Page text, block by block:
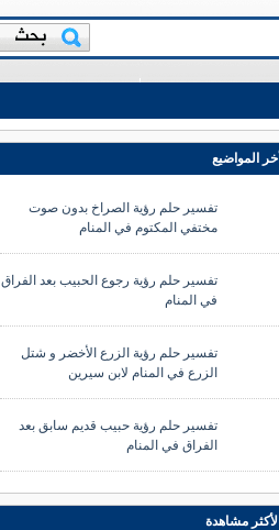
أخر المواضيع
تفسير حلم رؤية الصراخ بدون صوت
مختفي المكتوم في المنام
تفسير حلم رؤية رجوع الحبيب بعد الفراق
في المنام
تفسير حلم رؤية الزرع الأخضر و شتل
الزرع في المنام لابن سيرين
تفسير حلم رؤية حبيب قديم سابق بعد
الفراق في المنام
الأكثر مشاهدة